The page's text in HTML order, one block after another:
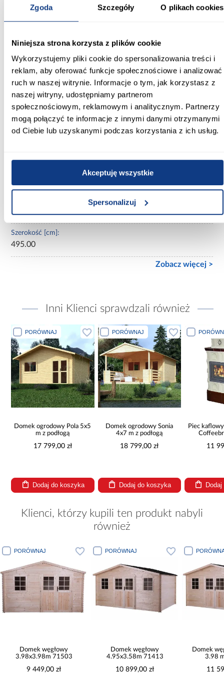
Zgoda Szczegóły O plikach cookies
Niniejsza strona korzysta z plików cookie
Wykorzystujemy pliki cookie do spersonalizowania treści i
reklam, aby oferować funkcje społecznościowe i analizować
ruch w naszej witrynie. Informacje o tym, jak korzystasz z
naszej witryny, udostępniamy partnerom
społecznościowym, reklamowym i analitycznym. Partnerzy
mogą połączyć te informacje z innymi danymi otrzymanymi
od Ciebie lub uzyskanymi podczas korzystania z ich usług.
Akceptuję wszystkie
Spersonalizuj
bez metalowego wzmocnienia
dwuskrzydłowe
Przeszklenie drzwi:
plexi
2 okna z plexi
Dach:
Szerokość [cm]:
495.00
Zobacz więcej >
Inni Klienci sprawdzali również
PORÓWNAJ
Domek ogrodowy Pola 5x5
m z podłogą
17 799,00 zł
Dodaj do koszyka
PORÓWNAJ
Domek ogrodowy Sonia
4x7 m z podłogą
18 799,00 zł
Dodaj do koszyka
Piec
11
Klienci, którzy kupili ten produkt nabyli
również
PORÓWNAJ
Domek węgłowy
3.98x3.98m 71503
9 449,00 zł
PORÓWNAJ
Domek węgłowy
4.95x3.58m 71413
10 899,00 zł
PORÓWNAJ
Domek
3.98 m
11